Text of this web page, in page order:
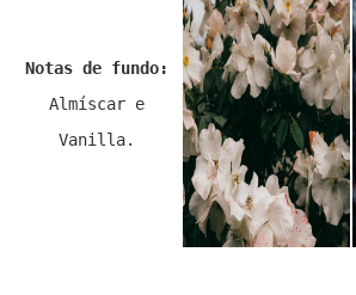
Notas de fundo:
Almíscar e
Vanilla.